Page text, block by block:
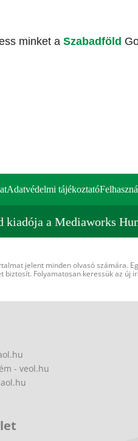
minket a Szabadföld
Adatvédelmi tájékoztató
kiadója a Mediaworks
jelent minden olvasó számára.
biztosít. Folyamatosan keressük az új
- veol.hu